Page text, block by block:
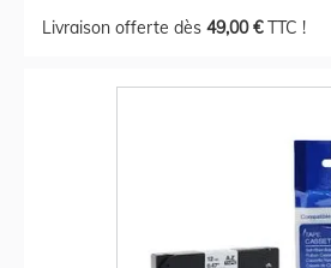
Livraison offerte dès 49,00 €TTC !